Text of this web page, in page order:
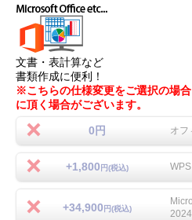
文書・表計算など
書類作成に便利！
※こちらの仕様変更をご選択の場
に頂く場合がございます。
0円 オフ
+1,800 円(税込)
+34,900 円(税込)